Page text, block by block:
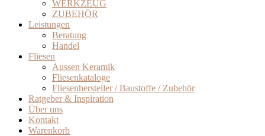
WERKZEUG
ZUBEHÖR
Leistungen
Beratung
Handel
Fliesen
Aussen Keramik
Fliesenkataloge
Fliesenhersteller / Baustoffe / Zubehör
Ratgeber & Inspiration
Über uns
Kontakt
Warenkorb